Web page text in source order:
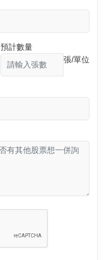
預計數量
張/單位